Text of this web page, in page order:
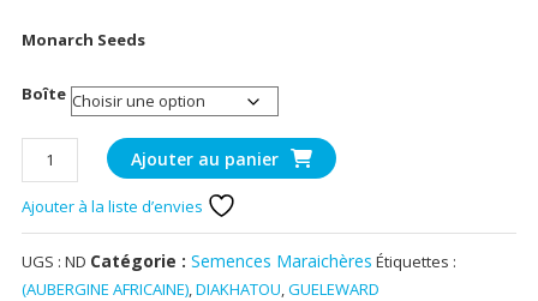
Monarch Seeds
Boîte
quantité
de
DIAKHATOU
GUELEWARD
(AUBERGINE
AFRICAINE)
Ajouter au panier
Ajouter à la liste d’envies
UGS : ND Catégorie : Semences Maraichères Étiquettes :
(AUBERGINE AFRICAINE),DIAKHATOU,GUELEWARD